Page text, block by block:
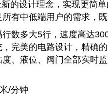
的设计理念，实现更简
有中低端用户的需求，
数多大5行，速度高达
完美的电路设计，精确的
、液位、阀门全部实时监
/分钟